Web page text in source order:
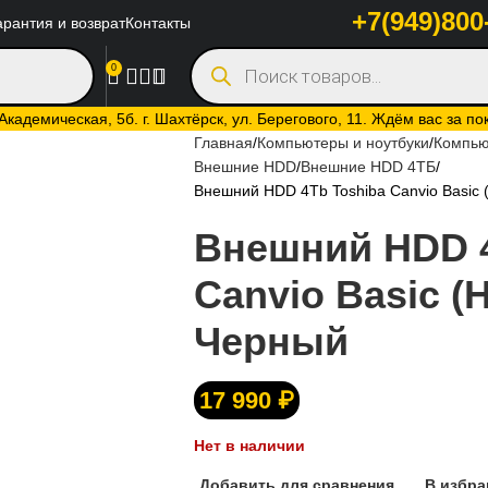
5б. г. Шахтёрск, ул. Берегового, 11. Ждём вас за
и возвратКонтакты
0
Главная Компьютеры и ноутбуки
Внешние HDD Внешние HDD 4ТБ
Внешний HDD 4Tb Toshiba Canvio Basic
Внешний HDD
Canvio Basic
Черный
17 990 ₽
Нет в наличии
Добавить для сравнения В